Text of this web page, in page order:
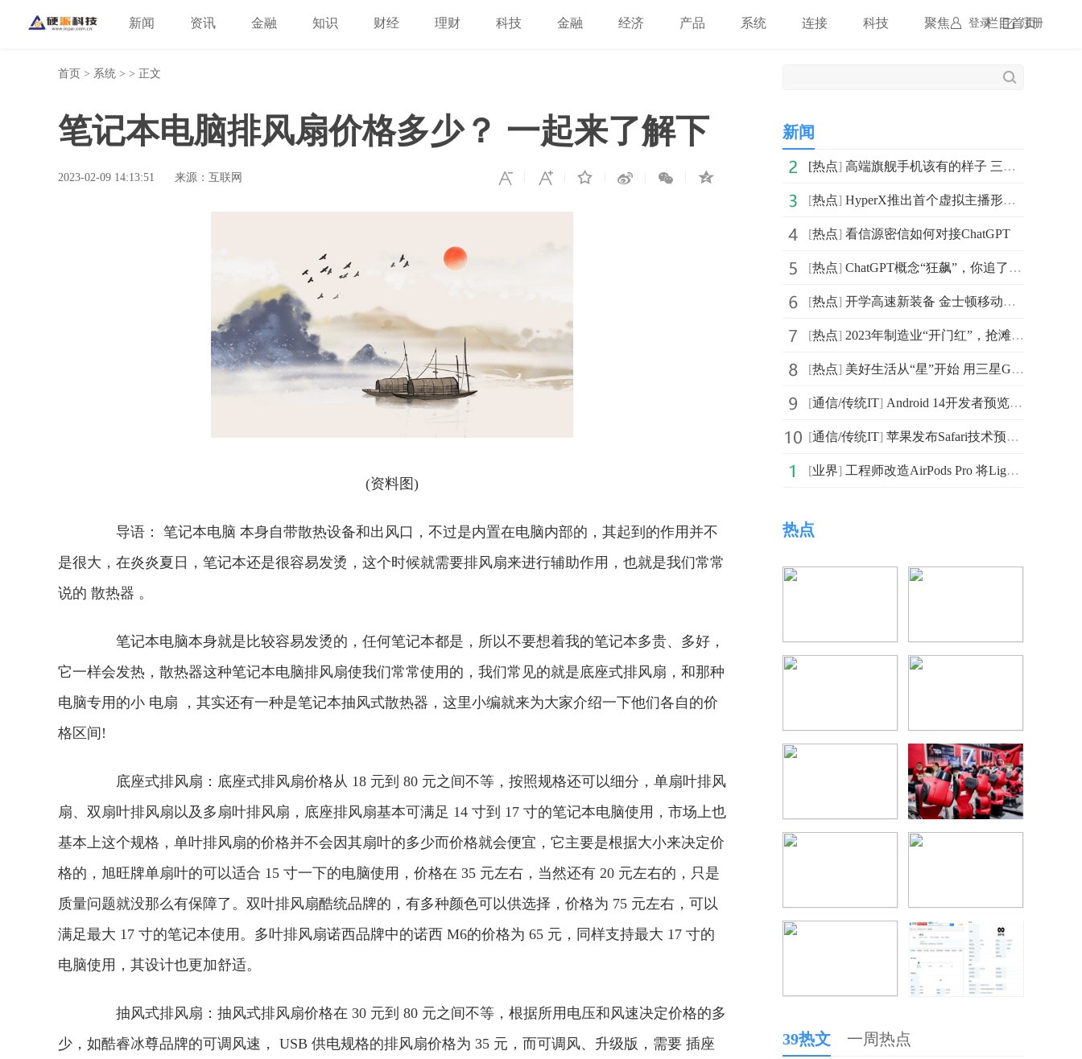
登录 注册
新闻 资讯 金融 知识 财经 理财 科技 金融 经济 产品 系统 连接 科技 聚焦 栏目首页
首页 > 系统 > > 正文
笔记本电脑排风扇价格多少？ 一起来了解下
2023-02-09 14:13:51 来源：互联网
(资料图)
导语： 笔记本电脑 本身自带散热设备和出风口，不过是内置在电脑内部的，其起到的作用并不
是很大，在炎炎夏日，笔记本还是很容易发烫，这个时候就需要排风扇来进行辅助作用，也就是我们常常
说的 散热器 。
笔记本电脑本身就是比较容易发烫的，任何笔记本都是，所以不要想着我的笔记本多贵、多好，
它一样会发热，散热器这种笔记本电脑排风扇使我们常常使用的，我们常见的就是底座式排风扇，和那种
电脑专用的小 电扇 ，其实还有一种是笔记本抽风式散热器，这里小编就来为大家介绍一下他们各自的价
格区间!
底座式排风扇：底座式排风扇价格从 18 元到 80 元之间不等，按照规格还可以细分，单扇叶排风
扇、双扇叶排风扇以及多扇叶排风扇，底座排风扇基本可满足 14 寸到 17 寸的笔记本电脑使用，市场上也
基本上这个规格，单叶排风扇的价格并不会因其扇叶的多少而价格就会便宜，它主要是根据大小来决定价
格的，旭旺牌单扇叶的可以适合 15 寸一下的电脑使用，价格在 35 元左右，当然还有 20 元左右的，只是
质量问题就没那么有保障了。双叶排风扇酷统品牌的，有多种颜色可以供选择，价格为 75 元左右，可以
满足最大 17 寸的笔记本使用。多叶排风扇诺西品牌中的诺西 M6的价格为 65 元，同样支持最大 17 寸的
电脑使用，其设计也更加舒适。
抽风式排风扇：抽风式排风扇价格在 30 元到 80 元之间不等，根据所用电压和风速决定价格的多
少，如酷睿冰尊品牌的可调风速， USB 供电规格的排风扇价格为 35 元，而可调风、升级版，需要 插座
新闻
[热点] 高端旗舰手机该有的样子 三星Galaxy S23 Ultra用实力说话
[热点] ​HyperX推出首个虚拟主播形象Himura Kuraudo
[热点] 看信源密信如何对接ChatGPT
[热点] ChatGPT概念“狂飙”，你追了吗？
[热点] 开学高速新装备 金士顿移动存储伴你入校园
[热点] 2023年制造业“开门红”，抢滩大湾区市场锁定DMP工博会
[热点] 美好生活从“星”开始 用三星Galaxy Watch5系列解锁新体验
[通信/传统IT] Android 14开发者预览版DP1发布：加强了对各种屏幕尺寸
[通信/传统IT] 苹果发布Safari技术预览版163 兼容macOS Ventura和macOS Monterey系统
[业界] 工程师改造AirPods Pro 将Lightning充电端口切换为USB-C端口
热点
39热文 一周热点